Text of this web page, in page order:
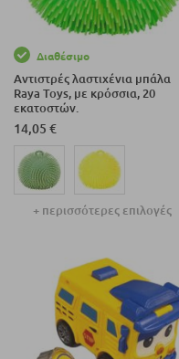
Διαθέσιμο
Αντιστρές λαστιχένια μπάλα
Raya Toys, με κρόσσια, 20
εκατοστών.
14,05 €
+ περισσότερες επιλογές